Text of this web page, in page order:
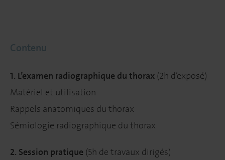
Contenu
1. L’examen radiographique du thorax (2h d’exposé)
Matériel et utilisation
Rappels anatomiques du thorax
Sémiologie radiographique du thorax
2. Session pratique (5h de travaux dirigés)